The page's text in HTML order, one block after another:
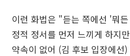
이런 화법은 "듣는 쪽에선 '뭐
정적 정서를 먼저 느끼게 하지
약속이 없어 (김 후보 입장에선